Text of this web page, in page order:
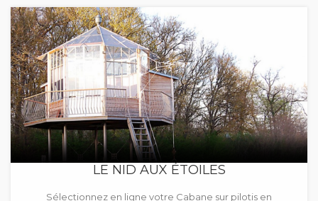
LE NID AUX ÉTOILES
Sélectionnez en ligne votre Cabane sur pilotis en